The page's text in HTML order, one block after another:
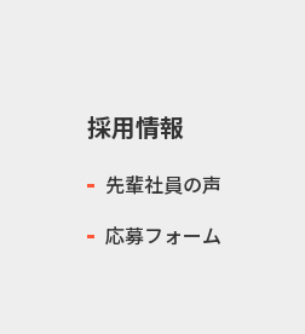
採用情報
先輩社員の声
応募フォーム